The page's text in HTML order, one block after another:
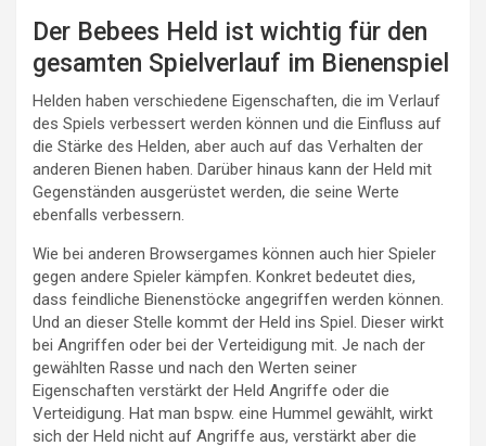
Der Bebees Held ist wichtig für den
gesamten Spielverlauf im Bienenspiel
Helden haben verschiedene Eigenschaften, die im Verlauf
des Spiels verbessert werden können und die Einfluss auf
die Stärke des Helden, aber auch auf das Verhalten der
anderen Bienen haben. Darüber hinaus kann der Held mit
Gegenständen ausgerüstet werden, die seine Werte
ebenfalls verbessern.
Wie bei anderen Browsergames können auch hier Spieler
gegen andere Spieler kämpfen. Konkret bedeutet dies,
dass feindliche Bienenstöcke angegriffen werden können.
Und an dieser Stelle kommt der Held ins Spiel. Dieser wirkt
bei Angriffen oder bei der Verteidigung mit. Je nach der
gewählten Rasse und nach den Werten seiner
Eigenschaften verstärkt der Held Angriffe oder die
Verteidigung. Hat man bspw. eine Hummel gewählt, wirkt
sich der Held nicht auf Angriffe aus, verstärkt aber die